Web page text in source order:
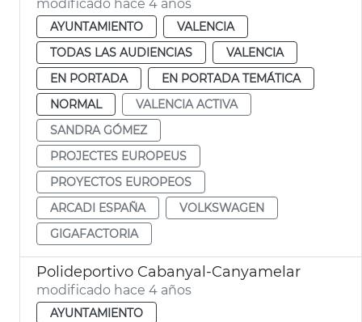
modificado hace 4 años
AYUNTAMIENTO
VALENCIA
TODAS LAS AUDIENCIAS
VALENCIA
EN PORTADA
EN PORTADA TEMÁTICA
NORMAL
VALENCIA ACTIVA
SANDRA GÓMEZ
PROJECTES EUROPEUS
PROYECTOS EUROPEOS
ARCADI ESPAÑA
VOLKSWAGEN
GIGAFACTORIA
Polideportivo Cabanyal-Canyamelar
modificado hace 4 años
AYUNTAMIENTO